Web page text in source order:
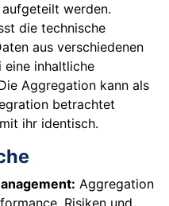
werden.
die technische
aus verschiedenen
eine inhaltliche
Aggregation kann als
betrachtet
ihr identisch.
Aggregation